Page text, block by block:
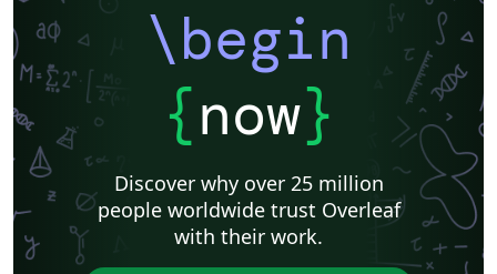
\begin
{now}
Discover why over 25 million
people worldwide trust Overleaf
with their work.